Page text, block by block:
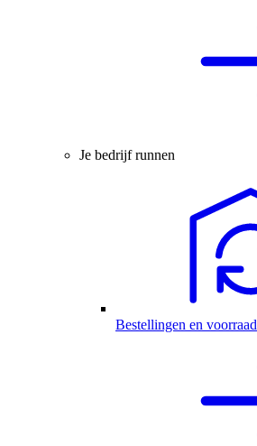
Je bedrijf runnen
Bestellingen en voorraad